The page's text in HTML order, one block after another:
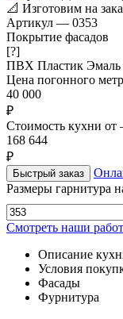
📐 Изготовим на
Артикул — 0353
Покрытие фасадов
[?]
ПВХ Пластик Эмаль
Цена погонного
40 000
₽
Стоимость кухни от
168 644
₽
Быстрый заказ
Размеры гарнитура
Смотреть наши
Описание
Условия
Фасады
Фурнитура